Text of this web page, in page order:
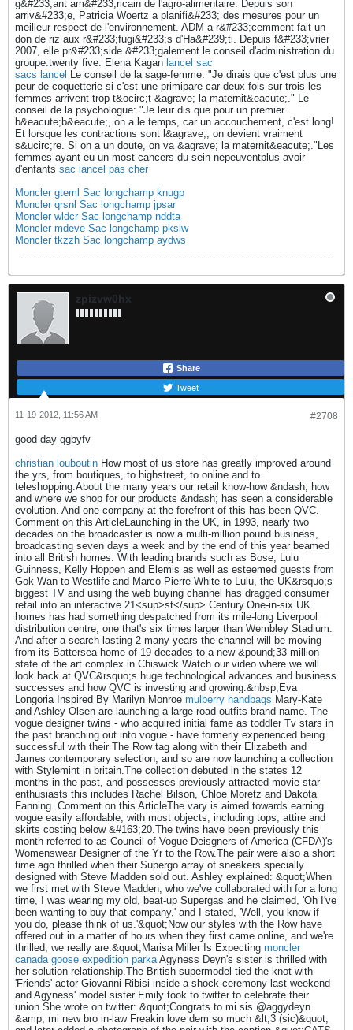
g&#233;ant am&#233;ricain de l'agro-alimentaire. Depuis son
arriv&#233;e, Patricia Woertz a planifi&#233; des mesures pour un
meilleur respect de l'environnement. ADM a r&#233;cemment fait un
don de riz aux r&#233;fugi&#233;s d'Ha&#239;ti. Depuis f&#233;vrier
2007, elle pr&#233;side &#233;galement le conseil d'administration du
groupe.twenty five. Elena Kagan lancel sac
sacs lancel Le conseil de la sage-femme: "Je dirais que c'est plus une
peur de coquetterie si c'est une primipare car deux fois sur trois les
femmes arrivent trop t&ocirc;t &agrave; la maternit&eacute;." Le
conseil de la psychologue: "Je leur dis que pour un premier
b&eacute;b&eacute;, on a le temps, car un accouchement, c'est long!
Et lorsque les contractions sont l&agrave;, on devient vraiment
s&ucirc;re. Si on a un doute, on va &agrave; la maternit&eacute;."Les
femmes ayant eu un most cancers du sein nepeuventplus avoir
d'enfants sac lancel pas cher
Moncler gteml Sac longchamp knugp
Moncler qrsnl Sac longchamp jpsar
Moncler wldcr Sac longchamp nddta
Moncler mdeve Sac longchamp pkslw
Moncler tkzzh Sac longchamp aydws
zpizvw0hx
Share
Tweet
#2708
11-19-2012, 11:56 AM
good day qgbyfv
christian louboutin How most of us store has greatly improved around
the yrs, from boutiques, to highstreet, to online and to
teleshopping.About the many years our retail know-how &ndash; how
and where we shop for our products &ndash; has seen a considerable
evolution. And one company at the forefront of this has been QVC.
Comment on this ArticleLaunching in the UK, in 1993, nearly two
decades on the broadcaster is now a multi-million pound business,
broadcasting seven days a week and by the end of this year beamed
into all British homes. With leading brands such as Bose, Lulu
Guinness, Kelly Hoppen and Elemis as well as esteemed guests from
Gok Wan to Westlife and Marco Pierre White to Lulu, the UK&rsquo;s
biggest TV and using the web buying channel has dragged consumer
retail into an interactive 21<sup>st</sup> Century.One-in-six UK
homes has had something despatched from its mile-long Liverpool
distribution centre, one that's six times larger than Wembley Stadium.
And after a search lasting 2 many years the channel will be moving
from its Battersea home of 19 decades to a new &pound;33 million
state of the art complex in Chiswick.Watch our video where we will
look back at QVC&rsquo;s huge technological advances and business
successes and how QVC is investing and growing.&nbsp;Eva
Longoria Inspired By Marilyn Monroe mulberry handbags Mary-Kate
and Ashley Olsen are launching a large road outfits brand name. The
vogue designer twins - who acquired initial fame as toddler Tv stars in
the past branching out into vogue - have formerly experienced being
successful with their The Row tag along with their Elizabeth and
James contemporary selection, and so are now launching a collection
with Stylemint in britain.The collection debuted in the states 12
months in the past, and possesses previously attracted movie star
enthusiasts this includes Rachel Bilson, Chloe Moretz and Dakota
Fanning. Comment on this ArticleThe vary is aimed towards earning
vogue easily affordable, with most objects, including tops, attire and
skirts costing below &#163;20.The twins have been previously this
month referred to as Council of Vogue Deisgners of America (CFDA)'s
Womenswear Designer of the Yr to the Row.The pair were also a short
time ago thrilled when their Supergo array of sneakers specially
designed with Steve Madden sold out. Ashley explained: &quot;When
we first met with Steve Madden, who we've collaborated with for a long
time, I was wearing my old, beat-up Supergas and he claimed, 'Oh I've
been wanting to buy that company,' and I stated, 'Well, you know if
you do, please think of us.'&quot;Now our styles with the Row have
offered out in a matter of hours when they first came online, and we're
thrilled, we really are.&quot;Marisa Miller Is Expecting moncler
canada goose expedition parkaAgyness Deyn's sister is thrilled with
her solution relationship.The British supermodel tied the knot with
'Friends' actor Giovanni Ribisi inside a shock ceremony last weekend
and Agyness' model sister Emily took to twitter to celebrate their
union.She wrote on twitter: &quot;Congrats to mi sis @aggydeyn
&amp; mi new bro in-law Freakin love dem so much &lt;3 (sic)&quot;